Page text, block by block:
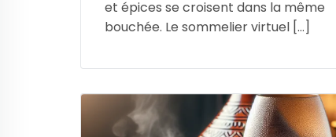
et épices se croisent dans la même
bouchée. Le sommelier virtuel […]